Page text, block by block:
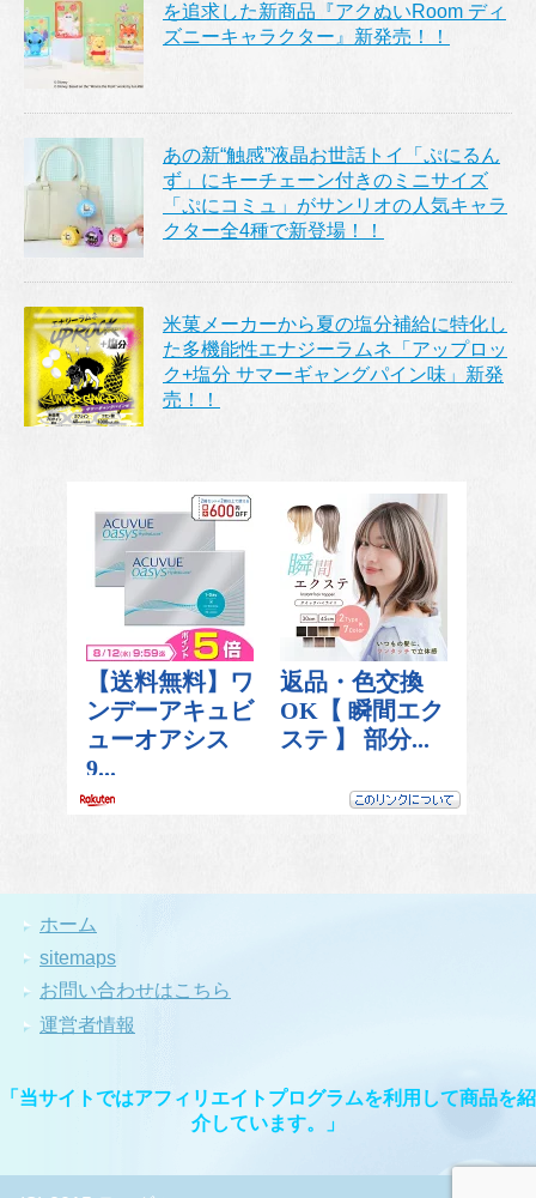
を追求した新商品『アクぬいRoom ディ
ズニーキャラクター』新発売！！
あの新“触感”液晶お世話トイ「ぷにるん
ず」にキーチェーン付きのミニサイズ
「ぷにコミュ」がサンリオの人気キャラ
クター全4種で新登場！！
米菓メーカーから夏の塩分補給に特化し
た多機能性エナジーラムネ「アップロッ
ク+塩分 サマーギャングパイン味」新発
売！！
ホーム
sitemaps
お問い合わせはこちら
運営者情報
「当サイトではアフィリエイトプログラムを利用して商品を紹
介しています。」